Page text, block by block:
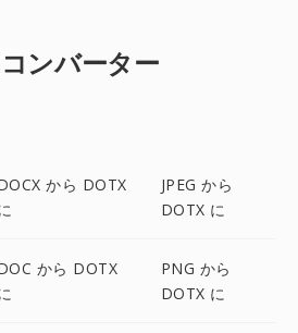
ンバーター
から DOTX
JPEG から
DOTX に
から DOTX
PNG から
DOTX に